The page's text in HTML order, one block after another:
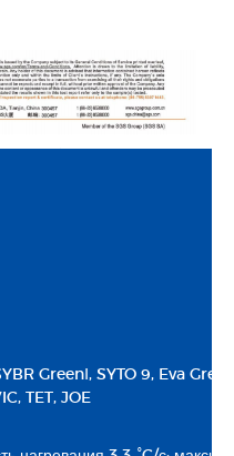
GreenⅠ, SYTO 9, Eva
TET, JOE